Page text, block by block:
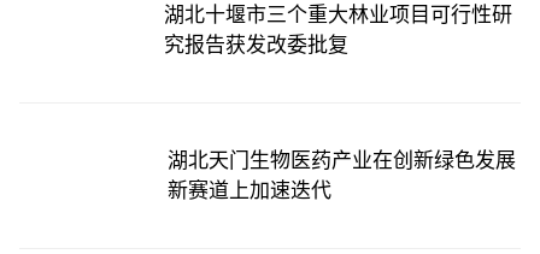
湖北十堰市三个重大林业项目可行性研
究报告获发改委批复
湖北天门生物医药产业在创新绿色发展
新赛道上加速迭代